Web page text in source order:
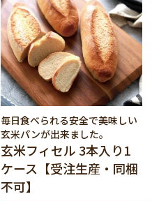
毎日食べられる安全で美味しい
玄米パンが出来ました。
玄米フィセル 3本入り1
ケース【受注生産・同梱
不可】